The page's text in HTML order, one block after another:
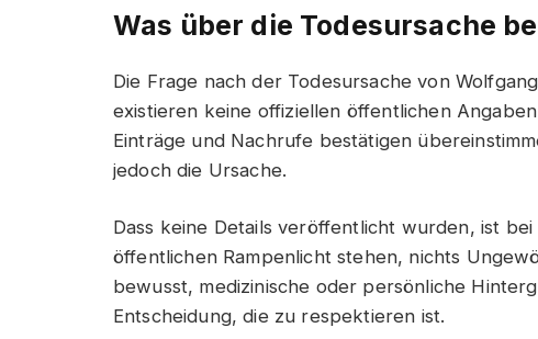
Was über die Todesursache
Die Frage nach der Todesursache von
existieren keine offiziellen öffentlichen
Einträge und Nachrufe bestätigen
jedoch die Ursache.
Dass keine Details veröffentlicht wurden, ist
öffentlichen Rampenlicht stehen, nichts
bewusst, medizinische oder persönliche
Entscheidung, die zu respektieren ist.